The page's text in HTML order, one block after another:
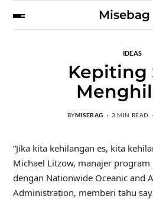
Misebag
IDEAS
Kepiting
BYMISEBAG 3 MIN READ
“Jika kita kehilangan es, kita
Michael Litzow, manajer
dengan Nationwide Oceanic and
Administration, memberi tahu